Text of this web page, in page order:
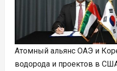
Атомный альянс ОАЭ и
водорода и проектов в